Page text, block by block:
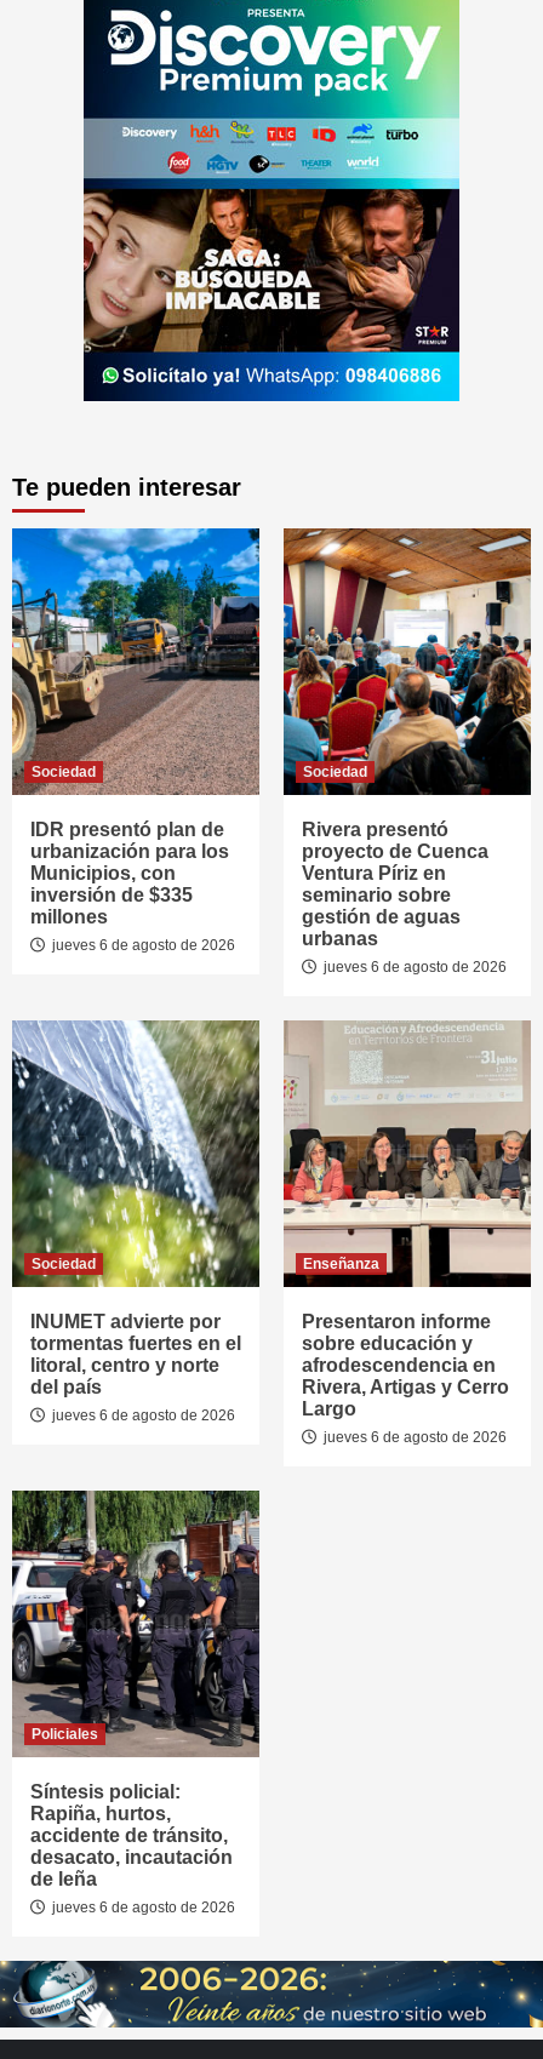
Te pueden interesar
Sociedad
IDR presentó plan de
urbanización para los
Municipios, con
inversión de $335
millones
jueves 6 de agosto de 2026
Sociedad
Rivera presentó
proyecto de Cuenca
Ventura Píriz en
seminario sobre
gestión de aguas
urbanas
jueves 6 de agosto de 2026
Sociedad
INUMET advierte por
tormentas fuertes en el
litoral, centro y norte
del país
jueves 6 de agosto de 2026
Enseñanza
Presentaron informe
sobre educación y
afrodescendencia en
Rivera, Artigas y Cerro
Largo
jueves 6 de agosto de 2026
Policiales
Síntesis policial:
Rapiña, hurtos,
accidente de tránsito,
desacato, incautación
de leña
jueves 6 de agosto de 2026